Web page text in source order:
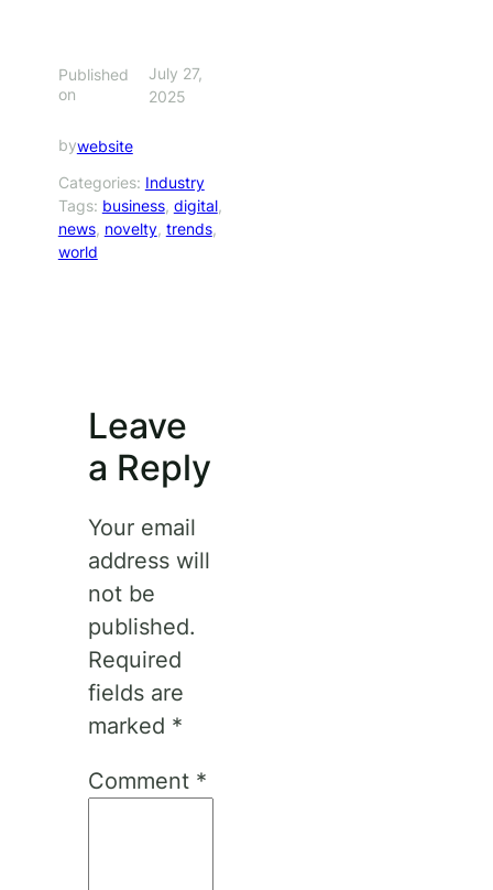
Published
on
July 27,
2025
bywebsite
Categories: Industry
Tags: business, digital
news, novelty, trends
world
Leave
a Reply
Your email
address will
not be
published.
Required
fields are
marked *
Comment *